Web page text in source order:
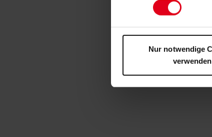
Nur notwendige
verwenden